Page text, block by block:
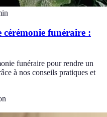
cérémonie funéraire :
funéraire pour rendre un
à nos conseils pratiques et